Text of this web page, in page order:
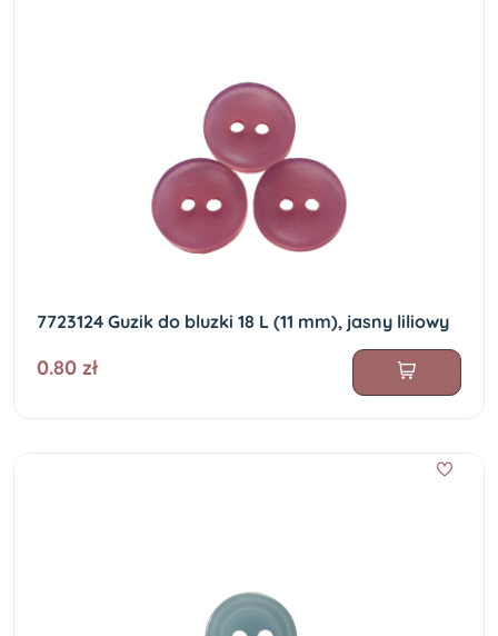
7723124 Guzik do bluzki 18 L (11 mm), jasny liliowy
0.80 zł